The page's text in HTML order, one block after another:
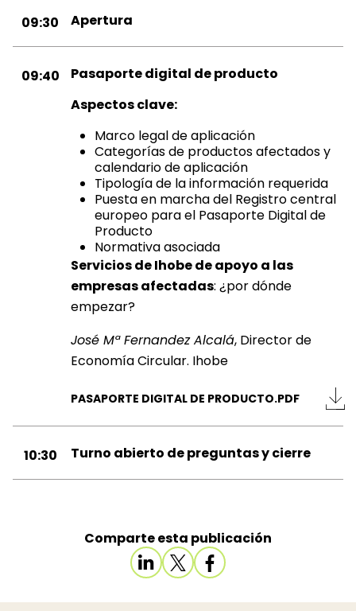
09:30 Apertura
09:40
Pasaporte digital de producto
Aspectos clave:
Marco legal de aplicación
Categorías de productos afectados y
calendario de aplicación
Tipología de la información requerida
Puesta en marcha del Registro central
europeo para el Pasaporte Digital de
Producto
Normativa asociada
Servicios de Ihobe de apoyo a las
empresas afectadas: ¿por dónde
empezar?
José Mª Fernandez Alcalá, Director de
Economía Circular. Ihobe
PASAPORTE DIGITAL DE PRODUCTO.PDF
10:30 Turno abierto de preguntas y cierre
Comparte esta publicación